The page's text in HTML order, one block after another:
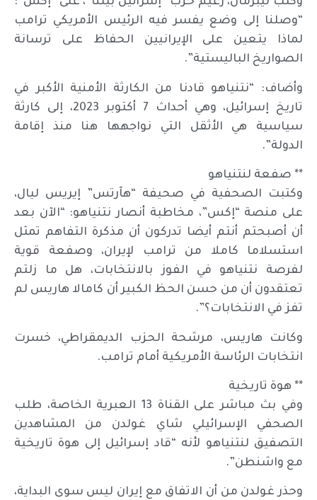
“وصلنا إلى وضع يفسر فيه الرئيس الأمريكي ترامب
لماذا يتعين على الإيرانيين الحفاظ على ترسانة
الصواريخ الباليستية”.
وأضاف: “نتنياهو قادنا من الكارثة الأمنية الأكبر في
تاريخ إسرائيل، وهي أحداث 7 أكتوبر 2023، إلى كارثة
سياسية هي الأثقل التي نواجهها هنا منذ إقامة
الدولة”.
** صفعة لنتنياهو
وكتبت الصحفية في صحيفة “هآرتس” إيريس ليال،
على منصة “إكس”، مخاطبة أنصار نتنياهو: “الآن بعد
أن أصبحتم أنتم أيضا تدركون أن مذكرة التفاهم تمثل
استسلاما كاملا من ترامب لإيران، وصفعة قوية
لفرصة نتنياهو في الفوز بالانتخابات، هل ما زلتم
تعتقدون أن من حسن الحظ الكبير أن كامالا هاريس لم
تفز في الانتخابات؟”.
وكانت هاريس، مرشحة الحزب الديمقراطي، خسرت
انتخابات الرئاسة الأمريكية أمام ترامب.
** هوة تاريخية
وفي بث مباشر على القناة 13 العبرية الخاصة، طلب
الصحفي الإسرائيلي شاي غولدن من المشاهدين
التصفيق لنتنياهو لأنه “قاد إسرائيل إلى هوة تاريخية
مع واشنطن”.
وحذر غولدن من أن الاتفاق مع إيران ليس سوى البداية،